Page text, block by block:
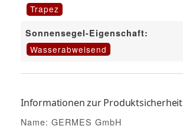
Trapez
Sonnensegel-Eigenschaft:
Wasserabweisend
Informationen zur Produktsicherheit
Name: GERMES GmbH